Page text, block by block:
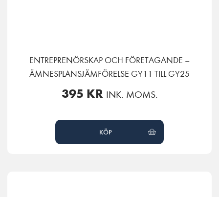
ENTREPRENÖRSKAP OCH FÖRETAGANDE –
ÄMNESPLANSJÄMFÖRELSE GY11 TILL GY25
395 KR INK. MOMS.
KÖP